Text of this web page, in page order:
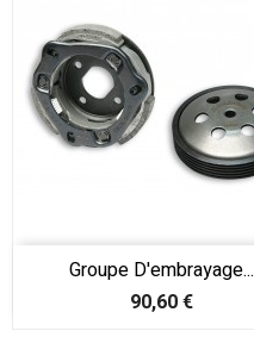
Groupe D'embrayage...
Prix
90,60 €